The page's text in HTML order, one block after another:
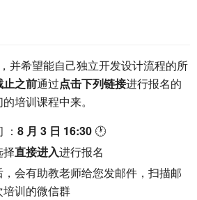
并希望能自己独立开发设计流程的所
止之前通过点击下列链接进行报名的
培训课程中来。
8 月 3 日 16:30 🕐
择直接进入进行报名
会有助教老师给您发邮件，扫描邮
训的微信群